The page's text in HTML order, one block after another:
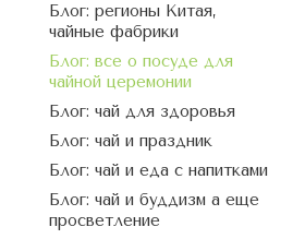
Блог: регионы Китая,
чайные фабрики
Блог: все о посуде для
чайной церемонии
Блог: чай для здоровья
Блог: чай и праздник
Блог: чай и еда с напитками
Блог: чай и буддизм а еще
просветление